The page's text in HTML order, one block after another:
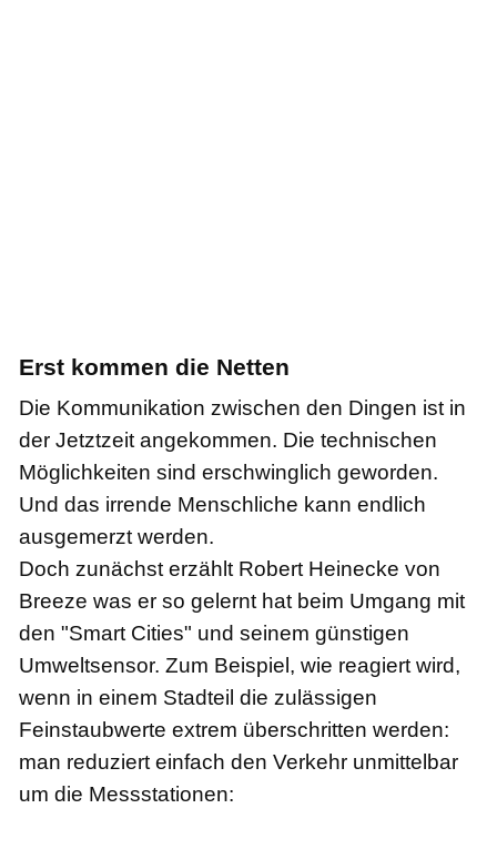
Erst kommen die Netten
Die Kommunikation zwischen den Dingen ist in
der Jetztzeit angekommen. Die technischen
Möglichkeiten sind erschwinglich geworden.
Und das irrende Menschliche kann endlich
ausgemerzt werden.
Doch zunächst erzählt Robert Heinecke von
Breeze was er so gelernt hat beim Umgang mit
den "Smart Cities" und seinem günstigen
Umweltsensor. Zum Beispiel, wie reagiert wird,
wenn in einem Stadteil die zulässigen
Feinstaubwerte extrem überschritten werden:
man reduziert einfach den Verkehr unmittelbar
um die Messstationen: